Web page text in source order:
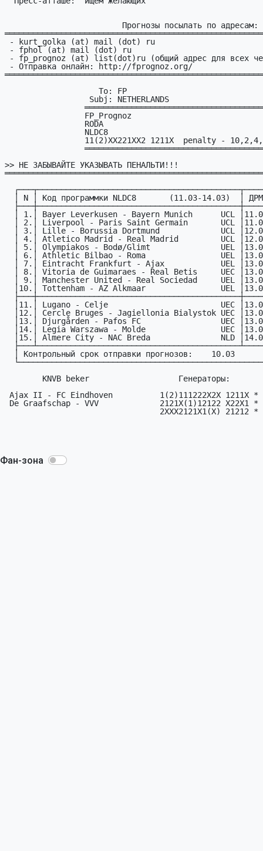
                 ═══════════════════════════════════════════
                 ═══════════════════════════════════════════
>> НЕ ЗАБЫВАЙТЕ УКАЗЫВАТЬ ПЕНАЛЬТИ!!!
Фан-зона